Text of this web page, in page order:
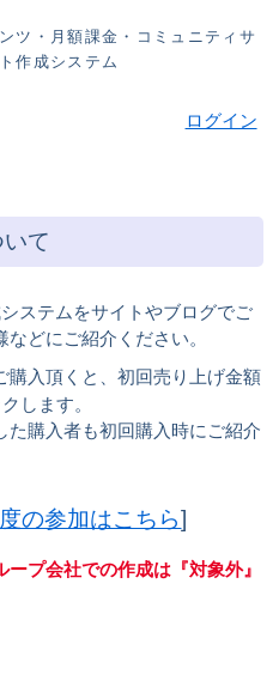
ツ・月額課金・コミュニティサ
作成システム
ログイン
て
ステムをサイトやブログでご
どにご紹介ください。
購入頂くと、初回売り上げ金額
します。
た購入者も初回購入時にご紹介
の参加はこちら]
プ会社での作成は『対象外』